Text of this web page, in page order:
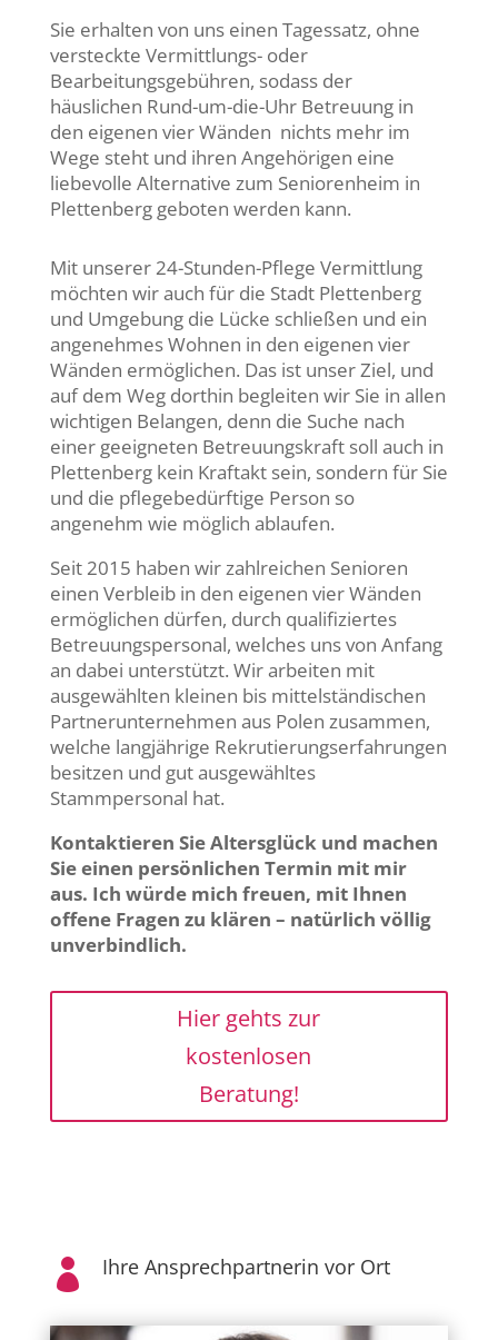
Sie erhalten von uns einen Tagessatz, ohne
versteckte Vermittlungs- oder
Bearbeitungsgebühren, sodass der
häuslichen Rund-um-die-Uhr Betreuung in
den eigenen vier Wänden nichts mehr im
Wege steht und ihren Angehörigen eine
liebevolle Alternative zum Seniorenheim in
Plettenberg geboten werden kann.
Mit unserer 24-Stunden-Pflege Vermittlung
möchten wir auch für die Stadt Plettenberg
und Umgebung die Lücke schließen und ein
angenehmes Wohnen in den eigenen vier
Wänden ermöglichen. Das ist unser Ziel, und
auf dem Weg dorthin begleiten wir Sie in allen
wichtigen Belangen, denn die Suche nach
einer geeigneten Betreuungskraft soll auch in
Plettenberg kein Kraftakt sein, sondern für Sie
und die pflegebedürftige Person so
angenehm wie möglich ablaufen.
Seit 2015 haben wir zahlreichen Senioren
einen Verbleib in den eigenen vier Wänden
ermöglichen dürfen, durch qualifiziertes
Betreuungspersonal, welches uns von Anfang
an dabei unterstützt. Wir arbeiten mit
ausgewählten kleinen bis mittelständischen
Partnerunternehmen aus Polen zusammen,
welche langjährige Rekrutierungserfahrungen
besitzen und gut ausgewähltes
Stammpersonal hat.
Kontaktieren Sie Altersglück und machen
Sie einen persönlichen Termin mit mir
aus. Ich würde mich freuen, mit Ihnen
offene Fragen zu klären – natürlich völlig
unverbindlich.
Hier gehts zur
kostenlosen
Beratung!
 Ihre Ansprechpartnerin vor Ort